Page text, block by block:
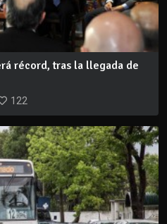
récord, tras la llegada de
122